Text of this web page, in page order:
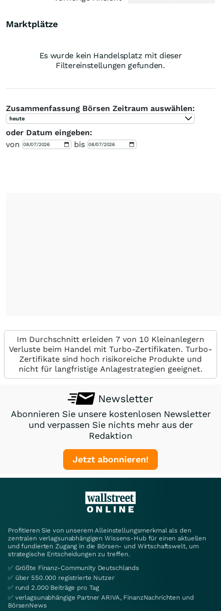
Marktplätze
Es wurde kein Handelsplatz mit dieser
Filtereinstellungen gefunden.
Zusammenfassung Börsen Zeitraum auswählen:
heute
oder Datum eingeben:
von
bis
Im Durchschnitt erleiden 7 von 10 Kleinanlegern
Verluste beim Handel mit Turbo-Zertifikaten. Turbo-
Zertifikate sind hoch risikoreiche Produkte und
nicht für langfristige Anlagestrategien geeignet.
Newsletter
Abonnieren Sie unsere kostenlosen Newsletter
und verpassen Sie nichts mehr aus der
Redaktion
Jetzt abonnieren!
Profitieren Sie von unserem Alleinstellungsmerkmal als den
zentralen verlagsunabhängigen Wissens-Hub für einen aktuellen
und fundierten Zugang in die Börsen- und Wirtschaftswelt, um
strategische Entscheidungen zu treffen.
✅ Größte Finanz-Community Deutschlands
✅ über 550.000 registrierte Nutzer
✅ rund 2.000 Beiträge pro Tag
✅ verlagsunabhängige Partner ARIVA, FinanzNachrichten und
BörsenNews